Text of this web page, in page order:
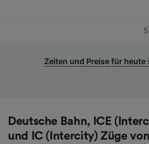
Zeiten und Preise für heute
Deutsche Bahn, ICE
und IC (Intercity) Züge